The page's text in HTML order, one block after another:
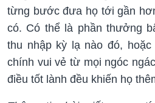
từng bước đưa họ tới gần
có. Có thể là phần thưởng
thu nhập kỳ lạ nào đó,
chính vui vẻ từ mọi ngóc
điều tốt lành đều khiến họ